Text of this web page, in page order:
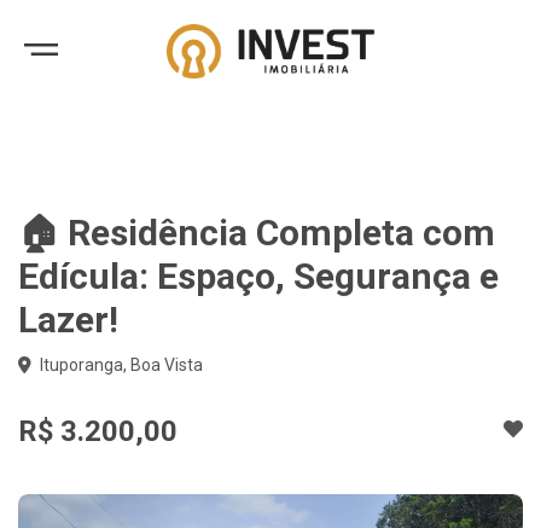
🏠 Residência Completa com
Edícula: Espaço, Segurança e
Lazer!
Ituporanga, Boa Vista
R$ 3.200,00